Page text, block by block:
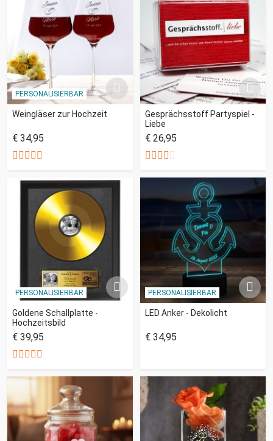
PERSONALISIERBAR
Weingläser zur Hochzeit
€ 34,95
Gesprächsstoff Partyspiel -
Liebe
€ 26,95
PERSONALISIERBAR
Goldene Schallplatte -
Hochzeitsbild
€ 39,95
PERSONALISIERBAR
LED Anker - Dekolicht
€ 34,95